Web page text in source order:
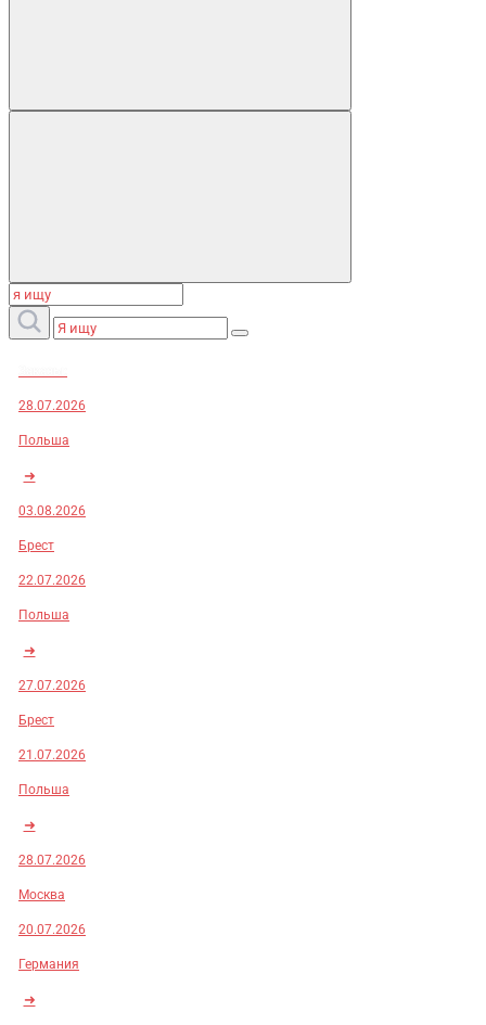
28.07.2026
Польша
➜
03.08.2026
Брест
22.07.2026
Польша
➜
27.07.2026
Брест
21.07.2026
Польша
➜
28.07.2026
Москва
20.07.2026
Германия
➜